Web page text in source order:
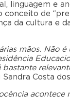
linguagem e
de
da cultura e
mãos. Não
Sandra Costa
acontece